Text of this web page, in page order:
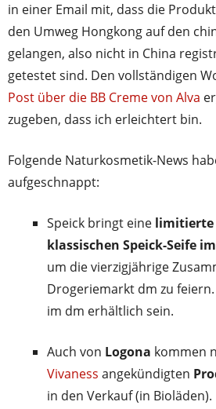
in einer Email mit, dass die
den Umweg Hongkong auf den
gelangen, also nicht in China
getestet sind. Den vollständigen
Post über die BB Creme von Alva
zugeben, dass ich erleichtert bin.
Folgende Naturkosmetik-News
aufgeschnappt:
Speick bringt eine limitierte
klassischen Speick-Seife
um die vierzigjährige
Drogeriemarkt dm zu
im dm erhältlich sein.
Auch von Logona kommen
Vivaness angekündigten
in den Verkauf (in Bioläden).